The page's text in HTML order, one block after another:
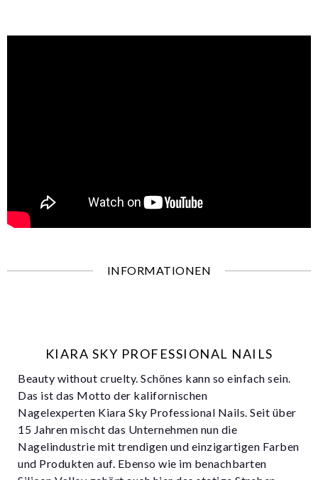
INFORMATIONEN
KIARA SKY PROFESSIONAL NAILS
Beauty without cruelty. Schönes kann so einfach sein.
Das ist das Motto der kalifornischen
Nagelexperten Kiara Sky Professional Nails. Seit über
15 Jahren mischt das Unternehmen nun die
Nagelindustrie mit trendigen und einzigartigen Farben
und Produkten auf. Ebenso wie im benachbarten